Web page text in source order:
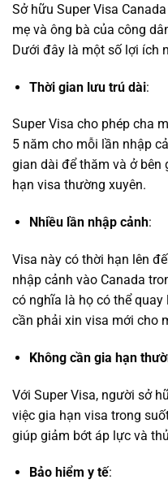
Sở hữu Super Visa
mẹ và ông bà của công
Dưới đây là một số lợi ích
Thời gian lưu trú dài:
Super Visa cho phép cha
5 năm cho mỗi lần nhập
gian dài để thăm và ở bên
hạn visa thường xuyên.
Nhiều lần nhập cảnh:
Visa này có thời hạn lên
nhập cảnh vào Canada
có nghĩa là họ có thể
cần phải xin visa mới cho
Không cần gia hạn
Với Super Visa, người sở
việc gia hạn visa trong
giúp giảm bớt áp lực và
Bảo hiểm y tế: